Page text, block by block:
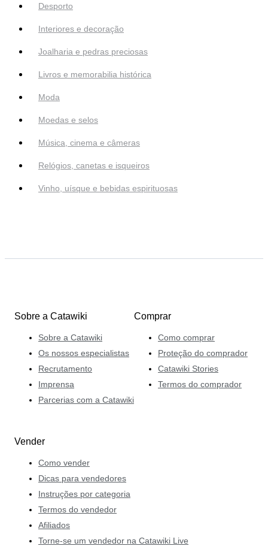
Desporto
Interiores e decoração
Joalharia e pedras preciosas
Livros e memorabilia histórica
Moda
Moedas e selos
Música, cinema e câmeras
Relógios, canetas e isqueiros
Vinho, uísque e bebidas espirituosas
Sobre a Catawiki
Sobre a Catawiki
Os nossos especialistas
Recrutamento
Imprensa
Parcerias com a Catawiki
Comprar
Como comprar
Proteção do comprador
Catawiki Stories
Termos do comprador
Vender
Como vender
Dicas para vendedores
Instruções por categoria
Termos do vendedor
Afiliados
Torne-se um vendedor na Catawiki Live